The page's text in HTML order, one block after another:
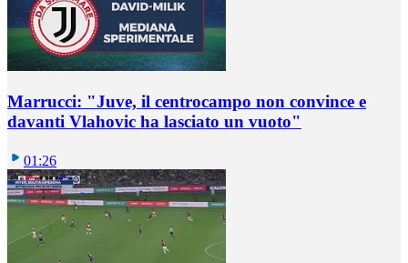
Marrucci: "Juve, il centrocampo non convince e
davanti Vlahovic ha lasciato un vuoto"
01:26